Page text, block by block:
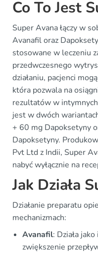
Co To Jest
Super Avana łączy w
Avanafil oraz
stosowane w leczeniu
przedwczesnego
działaniu, pacjenci
która pozwala na
rezultatów w
jest w dwóch
+ 60 mg Dapoksetyny
Dapoksetyny.
Pvt Ltd z Indii, Super
nabyć wyłącznie na
Jak Działa
Działanie preparatu
mechanizmach:
Avanafil: Działa
zwiększenie